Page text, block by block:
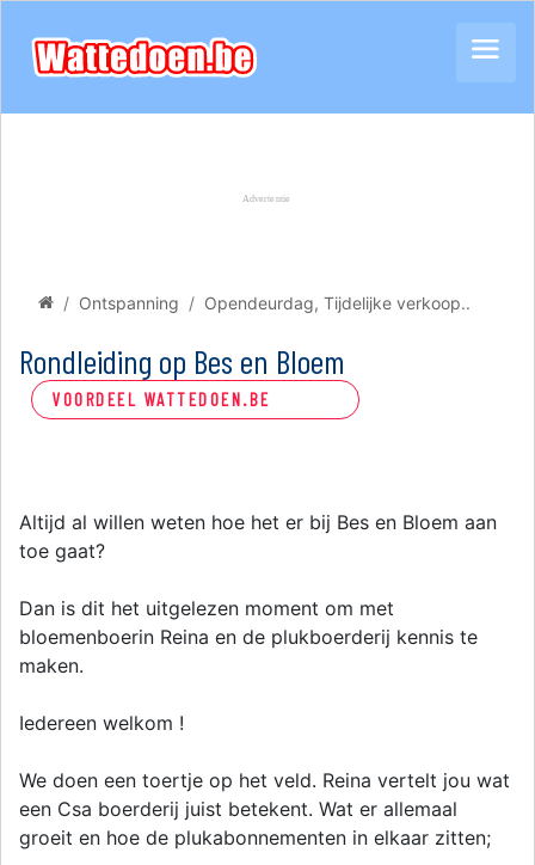
Ontspanning Opendeurdag, Tijdelijke verkoop..
Rondleiding op Bes en Bloem
VOORDEEL WATTEDOEN.BE
Altijd al willen weten hoe het er bij Bes en Bloem aan
toe gaat?
Dan is dit het uitgelezen moment om met
bloemenboerin Reina en de plukboerderij kennis te
maken.
Iedereen welkom !
We doen een toertje op het veld. Reina vertelt jou wat
een Csa boerderij juist betekent. Wat er allemaal
groeit en hoe de plukabonnementen in elkaar zitten;